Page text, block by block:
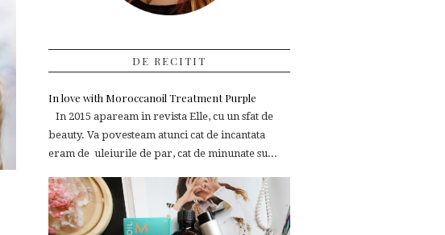
DE RECITIT
In love with Moroccanoil Treatment Purple
In 2015 apaream in revista Elle, cu un sfat de
beauty. Va povesteam atunci cat de incantata
eram de uleiurile de par, cat de minunate su...